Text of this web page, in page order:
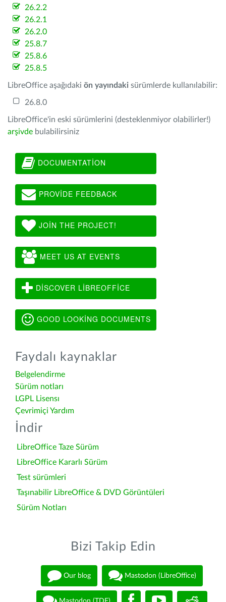
26.2.2
26.2.1
26.2.0
25.8.7
25.8.6
25.8.5
LibreOffice aşağıdaki ön yayındaki sürümlerde kullanılabilir:
26.8.0
LibreOffice'in eski sürümlerini (desteklenmiyor olabilirler!)
arşivde bulabilirsiniz
DOCUMENTATION
PROVIDE FEEDBACK
JOIN THE PROJECT!
MEET US AT EVENTS
DISCOVER LIBREOFFICE
GOOD LOOKING DOCUMENTS
Faydalı kaynaklar
Belgelendirme
Sürüm notları
LGPL Lisensı
Çevrimiçi Yardım
İndir
LibreOffice Taze Sürüm
LibreOffice Kararlı Sürüm
Test sürümleri
Taşınabilir LibreOffice & DVD Görüntüleri
Sürüm Notları
Bizi Takip Edin
Our blog Mastodon (LibreOffice)